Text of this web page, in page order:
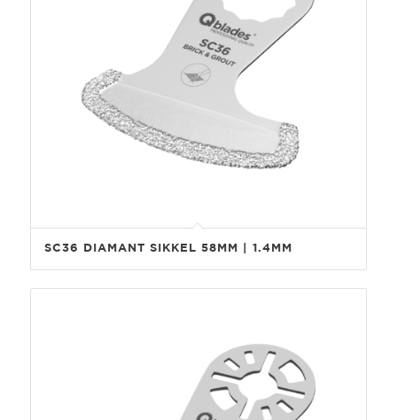
SC36 DIAMANT SIKKEL 58MM | 1.4MM